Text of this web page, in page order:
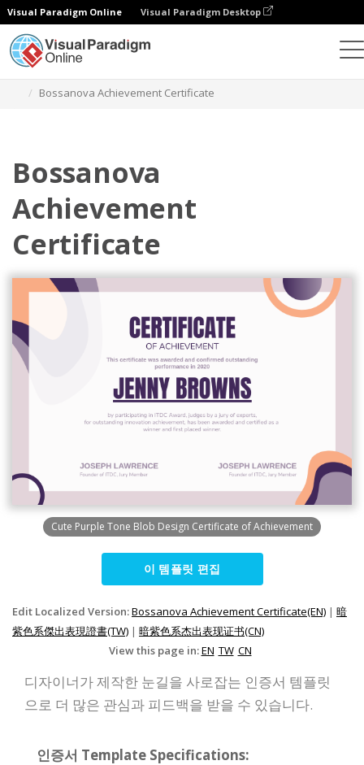
Visual Paradigm Online Visual Paradigm Desktop
Bossanova Achievement Certificate
Bossanova
Achievement
Certificate
Cute Purple Tone Blob Design Certificate of Achievement
이 템플릿 편집
Edit Localized Version:Bossanova Achievement Certificate(EN) | 暗
紫色系傑出表現證書(TW) | 暗紫色系杰出表现证书(CN)
View this page in:EN TW CN
디자이너가 제작한 눈길을 사로잡는 인증서 템플릿
으로 더 많은 관심과 피드백을 받을 수 있습니다.
인증서 Template Specifications: